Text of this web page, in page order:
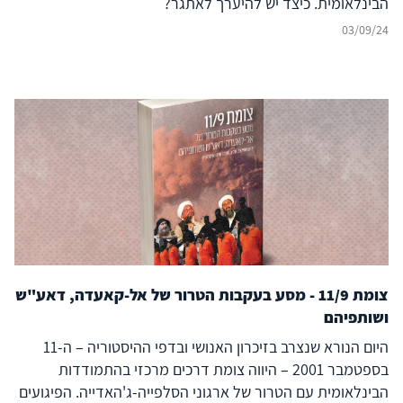
03/09/24
צומת 11/9 - מסע בעקבות הטרור של אל-קאעדה, דאע"ש
ושותפיהם
היום הנורא שנצרב בזיכרון האנושי ובדפי ההיסטוריה – ה-11
בספטמבר 2001 – היווה צומת דרכים מרכזי בהתמודדות
הבינלאומית עם הטרור של ארגוני הסלפייה-ג'האדייה. הפיגועים